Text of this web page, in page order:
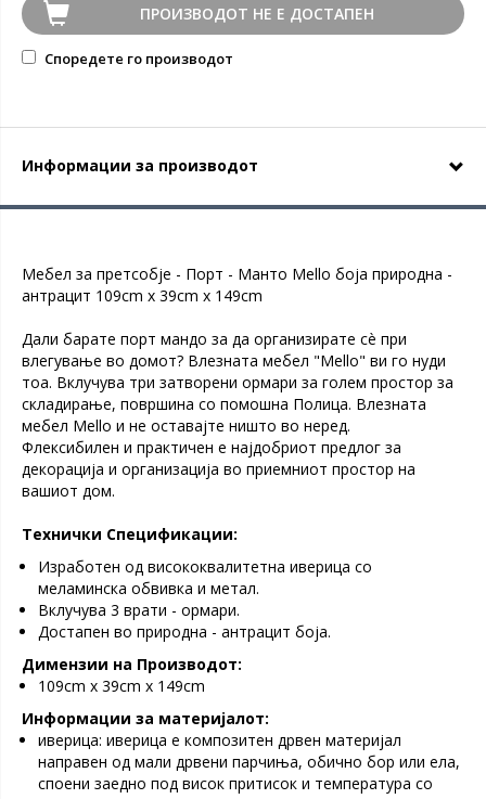
ПРОИЗВОДОТ НЕ Е ДОСТАПЕН
Споредете го производот
Информации за производот
Мебел за претсобје - Порт - Мантo Mello боја природна -
антрацит 109cm x 39cm x 149cm
Дали барате порт мандо за да организирате сè при
влегување во домот? Влезната мебел "Mello" ви го нуди
тоа. Вклучува три затворени ормари за голем простор за
складирање, површина со помошна Полица. Влезната
мебел Mello и не оставајте ништо во неред.
Флексибилен и практичен е најдобриот предлог за
декорација и организација во приемниот простор на
вашиот дом.
Технички Спецификации:
Изработен од висококвалитетна иверица со
меламинска обвивка и метал.
Вклучува 3 врати - ормари.
Достапен во природна - антрацит боја.
Димензии на Производот:
109cm x 39cm x 149cm
Информации за материјалот:
иверица: иверица е композитен дрвен материјал
направен од мали дрвени парчиња, обично бор или ела,
споени заедно под висок притисок и температура со